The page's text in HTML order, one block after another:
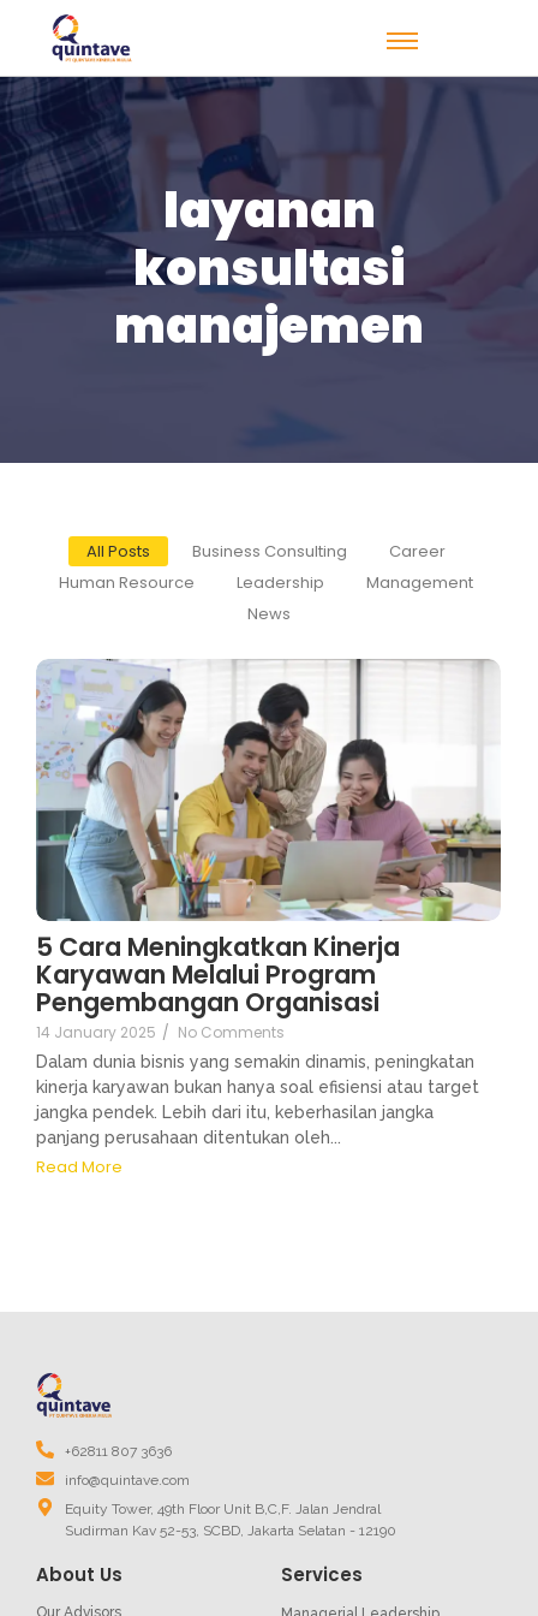
layanan
konsultasi
manajemen
All Posts Business Consulting
Career
Human Resource
Leadership
Management
News
5 Cara Meningkatkan Kinerja
Karyawan Melalui Program
Pengembangan Organisasi
14 January 2025 / No Comments
Dalam dunia bisnis yang semakin dinamis, peningkatan
kinerja karyawan bukan hanya soal efisiensi atau target
jangka pendek. Lebih dari itu, keberhasilan jangka
panjang perusahaan ditentukan oleh...
Read More
+62811 807 3636
info@quintave.com
Equity Tower, 49th Floor Unit B,C,F. Jalan Jendral
Sudirman Kav 52-53, SCBD, Jakarta Selatan - 12190
About Us
Our Advisors
Services